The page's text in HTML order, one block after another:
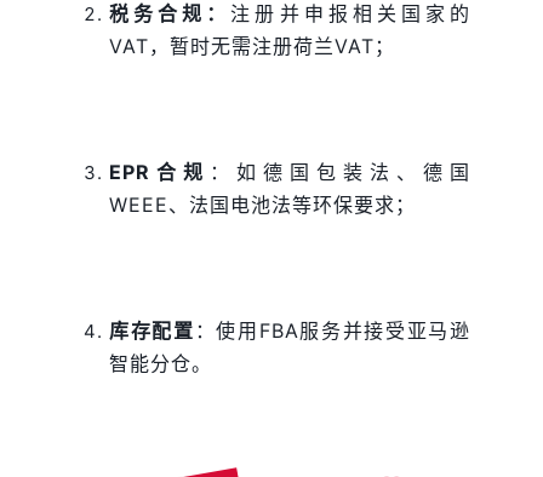
税务合规：注册并申报相关国家的
VAT，暂时无需注册荷兰VAT ；
EPR合规 ：如德国包装法、德国
WEEE、法国电池法等环保要求；
库存配置 ：使用FBA服务并接受亚马逊
智能分仓。